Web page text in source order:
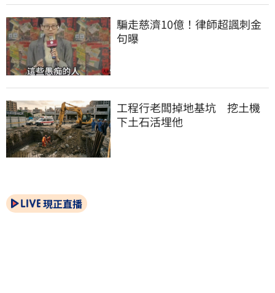
騙走慈濟10億！律師超諷刺金
句曝
工程行老闆掉地基坑　挖土機
下土石活埋他
現正直播